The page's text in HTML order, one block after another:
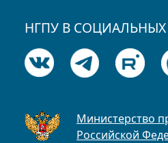
НГПУ В СОЦИАЛЬНЫХ
Министерство
Российской